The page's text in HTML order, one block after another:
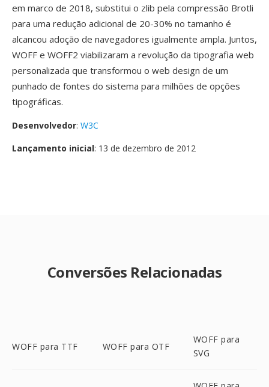
em marco de 2018, substitui o zlib pela compressão Brotli
para uma redução adicional de 20-30% no tamanho é
alcancou adoção de navegadores igualmente ampla. Juntos,
WOFF e WOFF2 viabilizaram a revolução da tipografia web
personalizada que transformou o web design de um
punhado de fontes do sistema para milhões de opções
tipográficas.
Desenvolvedor: W3C
Lançamento inicial: 13 de dezembro de 2012
Conversões Relacionadas
WOFF para TTF WOFF para OTF
WOFF para
SVG